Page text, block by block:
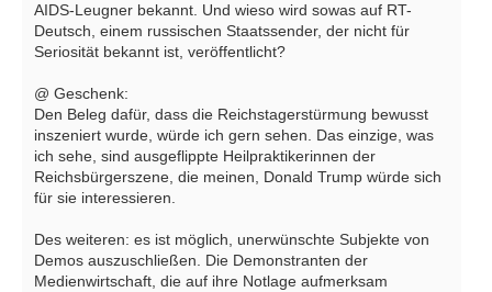
AIDS-Leugner bekannt. Und wieso wird sowas auf RT-
Deutsch, einem russischen Staatssender, der nicht für
Seriosität bekannt ist, veröffentlicht?
@ Geschenk:
Den Beleg dafür, dass die Reichstagerstürmung bewusst
inszeniert wurde, würde ich gern sehen. Das einzige, was
ich sehe, sind ausgeflippte Heilpraktikerinnen der
Reichsbürgerszene, die meinen, Donald Trump würde sich
für sie interessieren.
Des weiteren: es ist möglich, unerwünschte Subjekte von
Demos auszuschließen. Die Demonstranten der
Medienwirtschaft, die auf ihre Notlage aufmerksam